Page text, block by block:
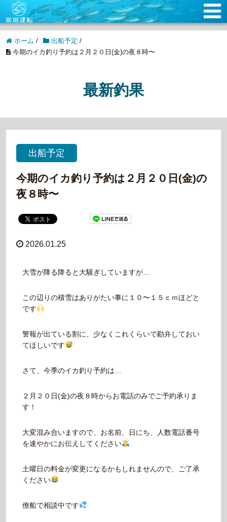
ホーム / 出船予定 /
今期のイカ釣り予約は２月２０日(金)の夜８時〜
最新釣果
出船予定
今期のイカ釣り予約は２月２０日(金)の
夜８時〜
2026.01.25
大雪が降る降ると大騒ぎしていますが…
この辺りの積雪はありがたい事に１０〜１５ｃｍほどと
です
警報が出ている割に、少なくこれくらいで勘弁しておい
てほしいです
さて、今季のイカ釣り予約は…
２月２０日(金)の夜８時からお電話のみでご予約承りま
す！
大変混み合いますので、お名前、日にち、人数電話番号
を速やかにお伝えしてください
土曜日の料金が変更になるかもしれませんので、ご了承
ください
僚船で相談中です